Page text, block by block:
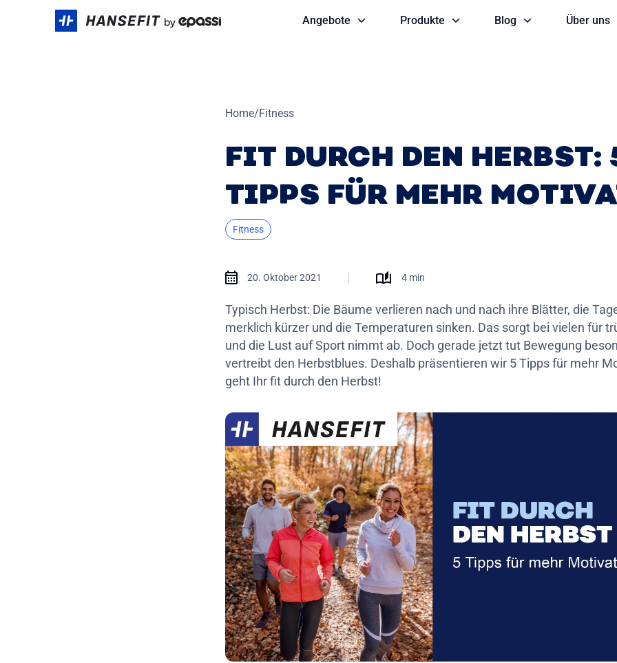
Angebote Produkte Blog Über uns
Home/Fitness
FIT DURCH DEN HERBST:
TIPPS FÜR MEHR
Fitness
20. Oktober 2021 | 4 min
Typisch Herbst: Die Bäume verlieren nach und nach ihre Blätter, die
merklich kürzer und die Temperaturen sinken. Das sorgt bei vielen für
und die Lust auf Sport nimmt ab. Doch gerade jetzt tut Bewegung
vertreibt den Herbstblues. Deshalb präsentieren wir 5 Tipps für mehr
geht Ihr fit durch den Herbst!